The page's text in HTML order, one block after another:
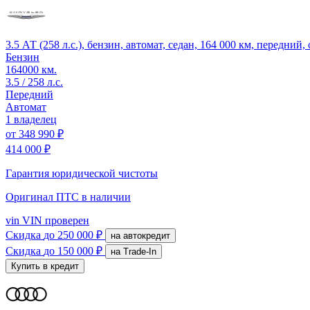
3.5 АТ (258 л.с.), бензин, автомат, седан, 164 000 км, передний,
Бензин
164000 км.
3.5 / 258 л.с.
Передний
Автомат
1 владелец
от 348 990 ₽
414 000 ₽
Гарантия юридической чистоты
Оригинал ПТС в наличии
vin VIN проверен
Скидка до 250 000 ₽ на автокредит
Скидка до 150 000 ₽
на Trade-In
Купить в кредит